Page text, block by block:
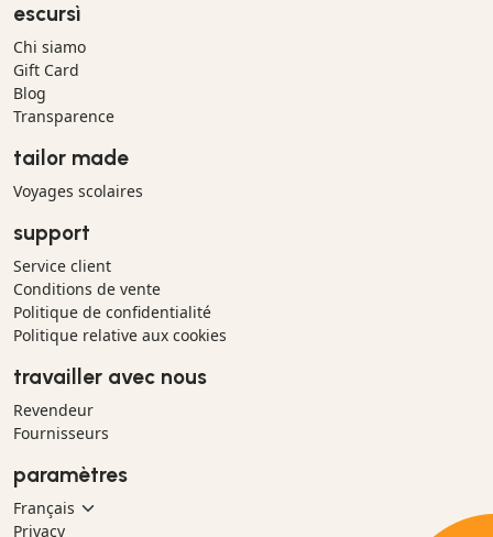
escursì
Chi siamo
Gift Card
Blog
Transparence
tailor made
Voyages scolaires
support
Service client
Conditions de vente
Politique de confidentialité
Politique relative aux cookies
travailler avec nous
Revendeur
Fournisseurs
paramètres
Privacy